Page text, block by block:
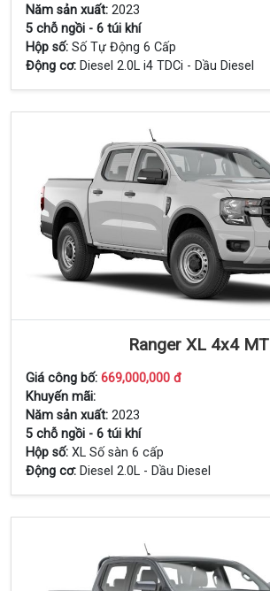
Năm sản xuất: 2023
5 chỗ ngồi - 6 túi khí
Hộp số: Số Tự Động 6 Cấp
Động cơ: Diesel 2.0L i4 TDCi - Dầu Diesel
Ranger XL 4x4 MT
Giá công bố: 669,000,000 đ
Khuyến mãi:
Năm sản xuất: 2023
5 chỗ ngồi - 6 túi khí
Hộp số: XL Số sàn 6 cấp
Động cơ: Diesel 2.0L - Dầu Diesel